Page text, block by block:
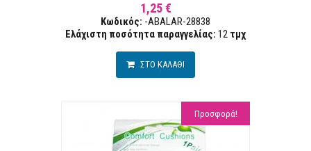
1,25 €
Κωδικός: -ABALAR-28838
Ελάχιστη ποσότητα παραγγελίας: 12 τμχ
ΣΤΟ ΚΑΛΑΘΙ
Προσφορά!